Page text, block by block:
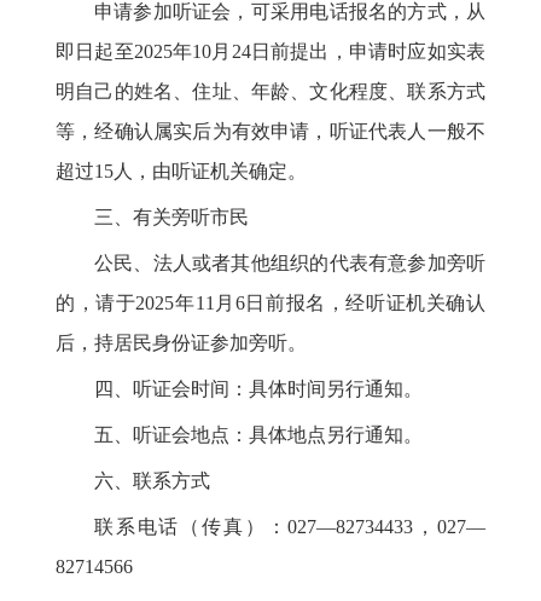
申请参加听证会，可采用电话报名的方式，从
即日起至2025年10月24日前提出，申请时应如实表
明自己的姓名、住址、年龄、文化程度、联系方式
等，经确认属实后为有效申请，听证代表人一般不
超过15人，由听证机关确定。
三、有关旁听市民
公民、法人或者其他组织的代表有意参加旁听
的，请于2025年11月6日前报名，经听证机关确认
后，持居民身份证参加旁听。
四、听证会时间：具体时间另行通知。
五、听证会地点：具体地点另行通知。
六、联系方式
联系电话（传真）：027—82734433，027—
82714566